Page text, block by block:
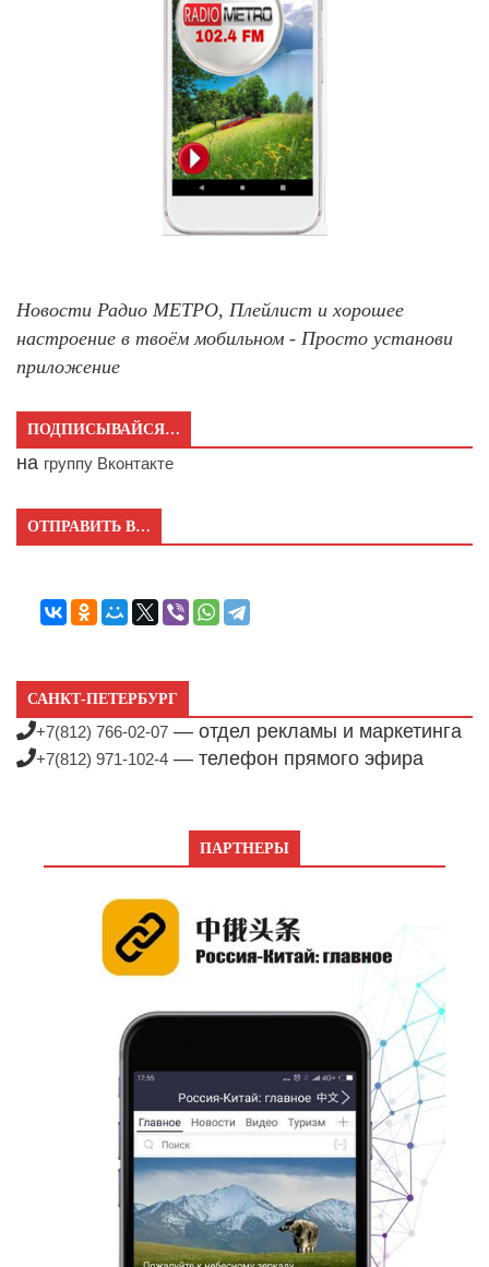
Новости Радио МЕТРО, Плейлист и хорошее
настроение в твоём мобильном - Просто установи
приложение
ПОДПИСЫВАЙСЯ…
на группу Вконтакте
ОТПРАВИТЬ В…
САНКТ-ПЕТЕРБУРГ
+7(812) 766-02-07 — отдел рекламы и маркетинга
+7(812) 971-102-4 — телефон прямого эфира
ПАРТНЕРЫ